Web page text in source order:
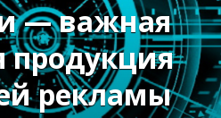
— важная
продукция
рекламы